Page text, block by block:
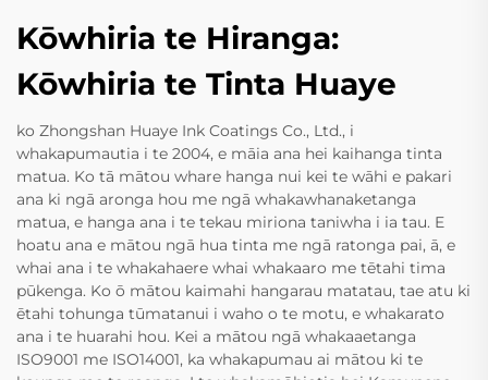
Kōwhiria te Hiranga:
Kōwhiria te Tinta Huaye
ko Zhongshan Huaye Ink Coatings Co., Ltd., i
whakapumautia i te 2004, e māia ana hei kaihanga tinta
matua. Ko tā mātou whare hanga nui kei te wāhi e pakari
ana ki ngā aronga hou me ngā whakawhanaketanga
matua, e hanga ana i te tekau miriona taniwha i ia tau. E
hoatu ana e mātou ngā hua tinta me ngā ratonga pai, ā, e
whai ana i te whakahaere whai whakaaro me tētahi tima
pūkenga. Ko ō mātou kaimahi hangarau matatau, tae atu ki
ētahi tohunga tūmatanui i waho o te motu, e whakarato
ana i te huarahi hou. Kei a mātou ngā whakaaetanga
ISO9001 me ISO14001, ka whakapumau ai mātou ki te